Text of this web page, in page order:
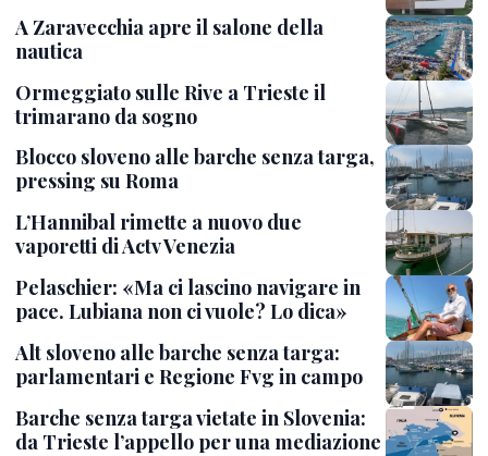
A Zaravecchia apre il salone della
nautica
Ormeggiato sulle Rive a Trieste il
trimarano da sogno
Blocco sloveno alle barche senza targa,
pressing su Roma
L’Hannibal rimette a nuovo due
vaporetti di Actv Venezia
Pelaschier: «Ma ci lascino navigare in
pace. Lubiana non ci vuole? Lo dica»
Alt sloveno alle barche senza targa:
parlamentari e Regione Fvg in campo
Barche senza targa vietate in Slovenia:
da Trieste l’appello per una mediazione